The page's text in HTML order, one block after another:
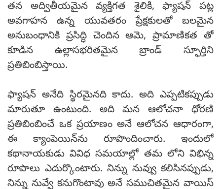
తన అద్వితీయమైన వ్యక్తిగత శైలికి, ఫ్యాషన్ పట్ల
అవగాహన ఉన్న యువతరం ప్రేక్షకులతో బలమైన
అనుబంధానికి ప్రసిద్ధి చెందిన ఆమె, ప్రామాణికత తో
కూడిన ఉల్లాసభరితమైన బ్రాండ్ స్ఫూర్తిని
ప్రతిబింబిస్తాయి.
ఫ్యాషన్ అనేది స్థిరమైనది కాదు. అది ఎప్పటికప్పుడు
మారుతూ ఉంటుంది. అది మన ఆలోచనా ధోరణి
ప్రతిబింబించే ఒక ప్రయాణం అనే ఆలోచన ఆధారంగా,
ఈ క్యాంపెయిన్‌ను రూపొందించారు. ఇందులో
కథానాయకుడు వివిధ సమయాల్లో తమ లోని విభిన్న
రూపాలు ఎదుర్కొంటారు. నిన్ను నువ్వు కలిసినప్పుడు,
నిన్ను నువ్వే కనుగొంటావు అనే సముచితమైన వాయిస్